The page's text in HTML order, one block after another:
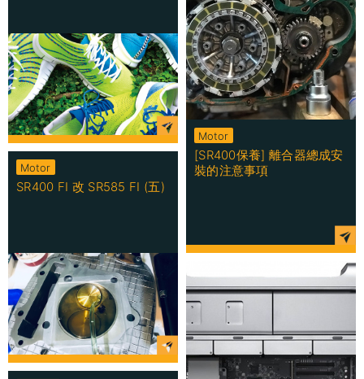
Motor
[SR400保養] 離合器總成安
裝的注意事項
Motor
SR400 FI 改 SR585 FI (五)